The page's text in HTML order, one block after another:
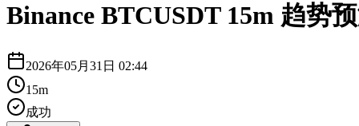
Binance BTCUSDT 15m 趋势
2026年05月31日 02:44
15m
成功